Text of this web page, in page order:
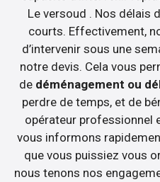
Le versoud . Nos délais
courts. Effectivement,
d’intervenir sous une
notre devis. Cela vous
de déménagement ou
perdre de temps, et de
opérateur professionnel
vous informons
que vous puissiez vous
nous tenons nos